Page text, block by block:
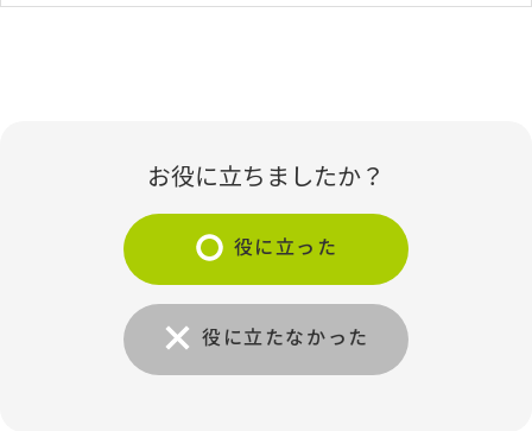
お役に立ちましたか？
役に立った
役に立たなかった